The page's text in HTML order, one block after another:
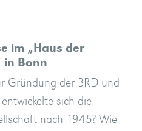
im „Haus der
in Bonn
Gründung der BRD und
sich die
nach 1945? Wie